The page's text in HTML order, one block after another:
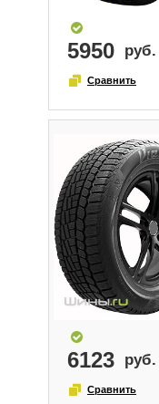
5950
6123